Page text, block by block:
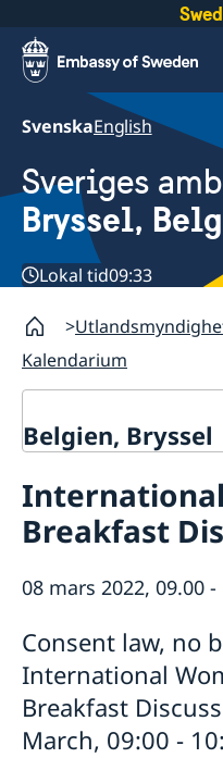
SvenskaEnglish
Sveriges
Bryssel,
Lokal tid09:33
Kalendarium
Belgien, Bryssel
Tidsbokning
Om oss
Vi är en resurs för
Så kan du få stöd
Svenska företag i
Anmäl handelshinder
Nyheter
Breakfast
08 mars 2022, 09.00 -
Consent law, no
International
Breakfast
March, 09:00 -